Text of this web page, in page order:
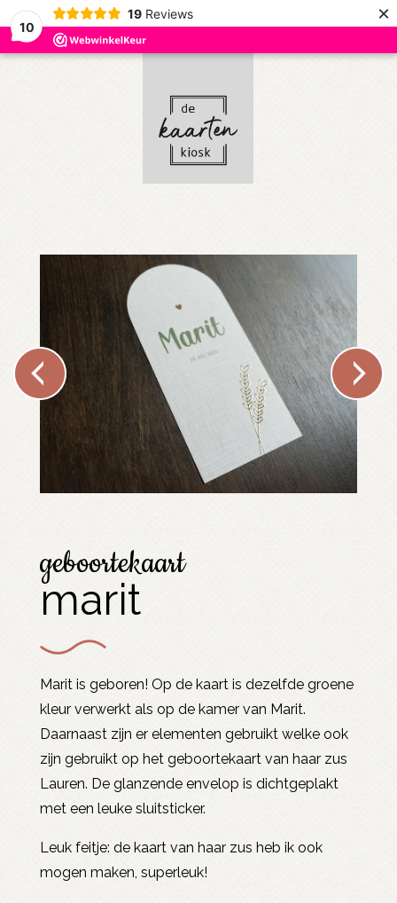
10
19 Reviews ×
geboortekaart
marit
Marit is geboren! Op de kaart is dezelfde groene
kleur verwerkt als op de kamer van Marit.
Daarnaast zijn er elementen gebruikt welke ook
zijn gebruikt op het geboortekaart van haar zus
Lauren. De glanzende envelop is dichtgeplakt
met een leuke sluitsticker.
Leuk feitje: de kaart van haar zus heb ik ook
mogen maken, superleuk!